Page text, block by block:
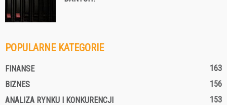
POPULARNE KATEGORIE
FINANSE
163
BIZNES
156
ANALIZA RYNKU I KONKURENCJI
153